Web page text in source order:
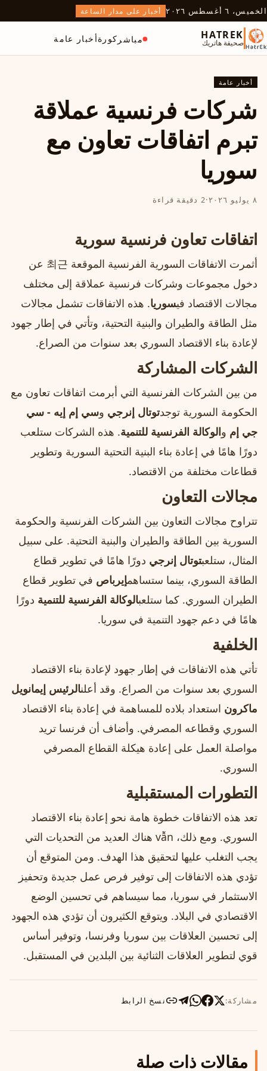
الخميس، ٦ أغسطس ٢٠٢٦ أخبار على مدار الساعة
HATREK
صحيفة هاتريك مباشر كورةأخبار عامة
أخبار عامة
شركات فرنسية عملاقة
تبرم اتفاقات تعاون مع
سوريا
٨ يوليو ٢٠٢٦ ·2 دقيقة قراءة
اتفاقات تعاون فرنسية سورية
أثمرت الاتفاقات السورية الفرنسية الموقعة 최근 عن
دخول مجموعات وشركات فرنسية عملاقة إلى مختلف
مجالات الاقتصاد فيسوريا. هذه الاتفاقات تشمل مجالات
مثل الطاقة والطيران والبنية التحتية، وتأتي في إطار جهود
لإعادة بناء الاقتصاد السوري بعد سنوات من الصراع.
الشركات المشاركة
من بين الشركات الفرنسية التي أبرمت اتفاقات تعاون مع
الحكومة السورية توجدتوتال إنرجي وسي إم إيه - سي
جي إم والوكالة الفرنسية للتنمية. هذه الشركات ستلعب
دورًا هامًا في إعادة بناء البنية التحتية السورية وتطوير
قطاعات مختلفة من الاقتصاد.
مجالات التعاون
تتراوح مجالات التعاون بين الشركات الفرنسية والحكومة
السورية بين الطاقة والطيران والبنية التحتية. على سبيل
المثال، ستلعبتوتال إنرجي دورًا هامًا في تطوير قطاع
الطاقة السوري، بينما ستساهمإيرباص في تطوير قطاع
الطيران السوري. كما ستلعبالوكالة الفرنسية للتنمية دورًا
هامًا في دعم جهود التنمية في سوريا.
الخلفية
تأتي هذه الاتفاقات في إطار جهود لإعادة بناء الاقتصاد
السوري بعد سنوات من الصراع. وقد أعلنالرئيس إيمانويل
ماكرون استعداد بلاده للمساهمة في إعادة بناء الاقتصاد
السوري وقطاعه المصرفي. وأضاف أن فرنسا تريد
مواصلة العمل على إعادة هيكلة القطاع المصرفي
السوري.
التطورات المستقبلية
تعد هذه الاتفاقات خطوة هامة نحو إعادة بناء الاقتصاد
السوري. ومع ذلك، vẫn هناك العديد من التحديات التي
يجب التغلب عليها لتحقيق هذا الهدف. ومن المتوقع أن
تؤدي هذه الاتفاقات إلى توفير فرص عمل جديدة وتحفيز
الاستثمار في سوريا، مما سيساهم في تحسين الوضع
الاقتصادي في البلاد. ويتوقع الكثيرون أن تؤدي هذه الجهود
إلى تحسين العلاقات بين سوريا وفرنسا، وتوفير أساس
قوي لتطوير العلاقات الثنائية بين البلدين في المستقبل.
مشاركة: نسخ الرابط
مقالات ذات صلة